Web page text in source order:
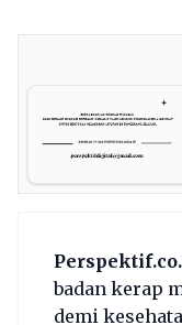
badan kerap
demi